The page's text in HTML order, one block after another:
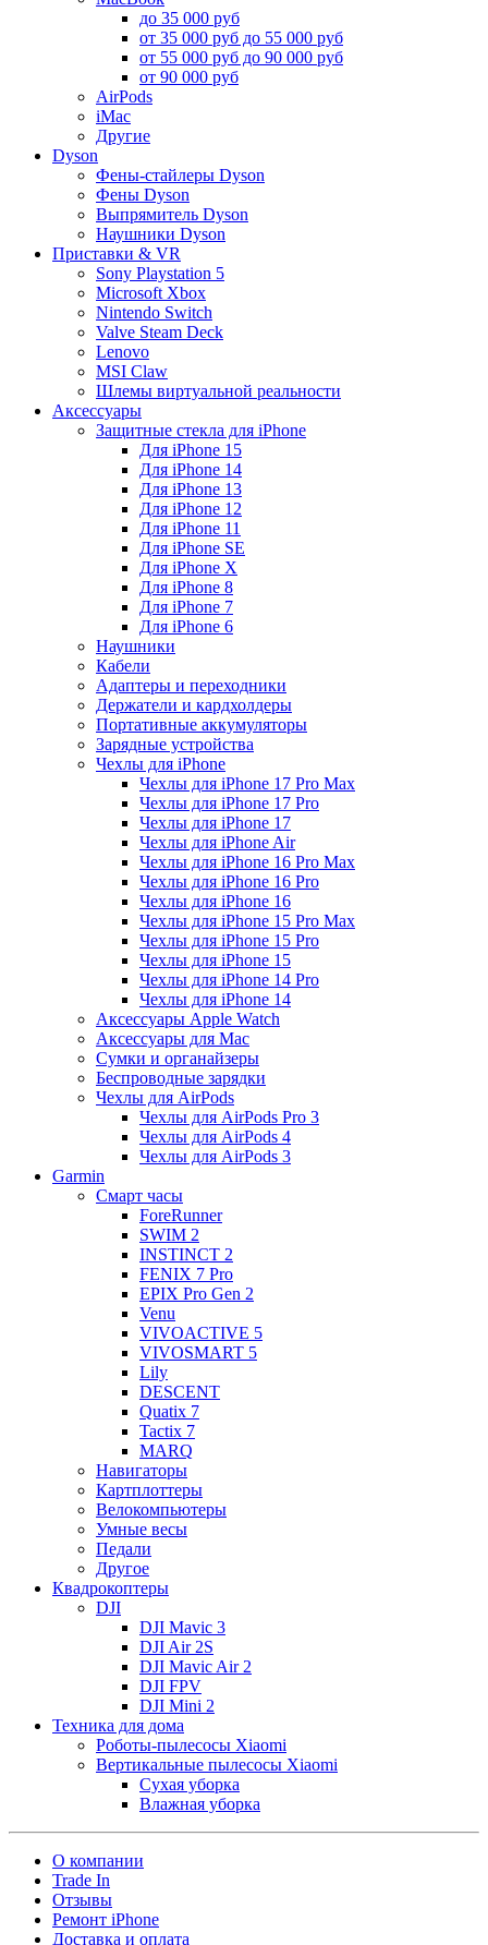
до 35 000 руб
от 35 000 руб до 55 000 руб
от 55 000 руб до 90 000 руб
от 90 000 руб
AirPods
iMac
Другие
Dyson
Фены-стайлеры Dyson
Фены Dyson
Выпрямитель Dyson
Наушники Dyson
Приставки & VR
Sony Playstation 5
Microsoft Xbox
Nintendo Switch
Valve Steam Deck
Lenovo
MSI Claw
Шлемы виртуальной реальности
Аксессуары
Защитные стекла для iPhone
Для iPhone 15
Для iPhone 14
Для iPhone 13
Для iPhone 12
Для iPhone 11
Для iPhone SE
Для iPhone X
Для iPhone 8
Для iPhone 7
Для iPhone 6
Наушники
Кабели
Адаптеры и переходники
Держатели и кардхолдеры
Портативные аккумуляторы
Зарядные устройства
Чехлы для iPhone
Чехлы для iPhone 17 Pro Max
Чехлы для iPhone 17 Pro
Чехлы для iPhone 17
Чехлы для iPhone Air
Чехлы для iPhone 16 Pro Max
Чехлы для iPhone 16 Pro
Чехлы для iPhone 16
Чехлы для iPhone 15 Pro Max
Чехлы для iPhone 15 Pro
Чехлы для iPhone 15
Чехлы для iPhone 14 Pro
Чехлы для iPhone 14
Аксессуары Apple Watch
Аксессуары для Mac
Сумки и органайзеры
Беспроводные зарядки
Чехлы для AirPods
Чехлы для AirPods Pro 3
Чехлы для AirPods 4
Чехлы для AirPods 3
Garmin
Смарт часы
ForeRunner
SWIM 2
INSTINCT 2
FENIX 7 Pro
EPIX Pro Gen 2
Venu
VIVOACTIVE 5
VIVOSMART 5
Lily
DESCENT
Quatix 7
Tactix 7
MARQ
Навигаторы
Картплоттеры
Велокомпьютеры
Умные весы
Педали
Другое
Квадрокоптеры
DJI
DJI Mavic 3
DJI Air 2S
DJI Mavic Air 2
DJI FPV
DJI Mini 2
Техника для дома
Роботы-пылесосы Xiaomi
Вертикальные пылесосы Xiaomi
Сухая уборка
Влажная уборка
О компании
Trade In
Отзывы
Ремонт iPhone
Доставка и оплата